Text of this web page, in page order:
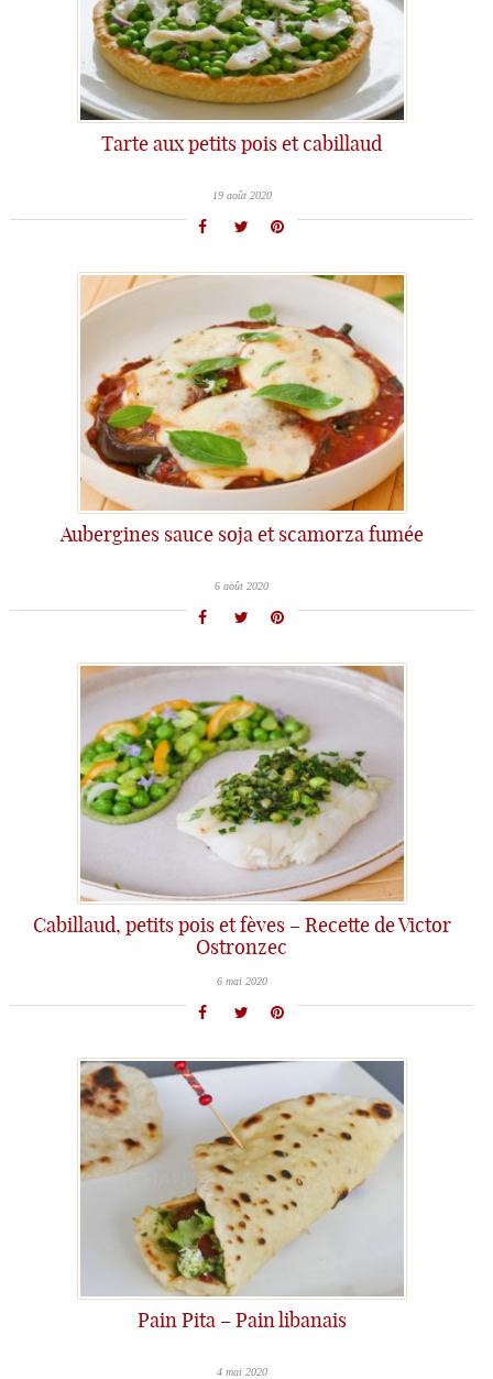
Tarte aux petits pois et cabillaud
19 août 2020
Aubergines sauce soja et scamorza fumée
6 août 2020
Cabillaud, petits pois et fèves – Recette de Victor
Ostronzec
6 mai 2020
Pain Pita – Pain libanais
4 mai 2020